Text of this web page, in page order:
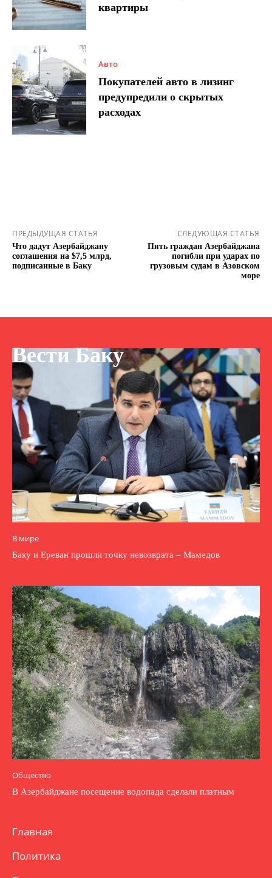
квартиры
Авто
Покупателей авто в лизинг
предупредили о скрытых
расходах
ПРЕДЫДУЩАЯ СТАТЬЯ
Что дадут Азербайджану
соглашения на $7,5 млрд,
подписанные в Баку
СЛЕДУЮЩАЯ СТАТЬЯ
Пять граждан Азербайджана
погибли при ударах по
грузовым судам в Азовском
море
Вести Баку
В мире
Баку и Ереван прошли точку невозврата – Мамедов
Общество
В Азербайджане посещение водопада сделали платным
Главная
Политика